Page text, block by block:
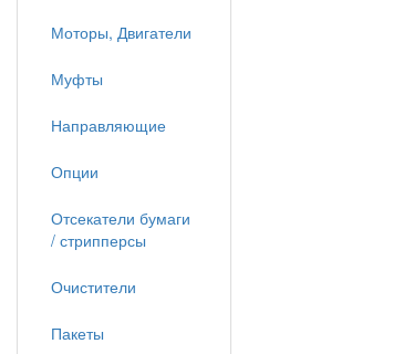
Моторы, Двигатели
Муфты
Направляющие
Опции
Отсекатели бумаги
/ стрипперсы
Очистители
Пакеты